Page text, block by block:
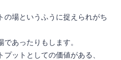
の場というふうに捉えられがち
あったりもします。
ットとしての価値がある、